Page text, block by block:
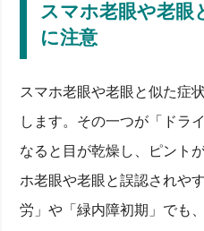
スマホ老眼や老眼
に注意
スマホ老眼や老眼と似た症
します。その一つが「ドラ
なると目が乾燥し、ピント
ホ老眼や老眼と誤認されや
労」や「緑内障初期」でも